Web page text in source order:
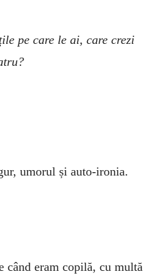
pe care le ai, care crezi
umorul și auto-ironia.
când eram copilă, cu multă